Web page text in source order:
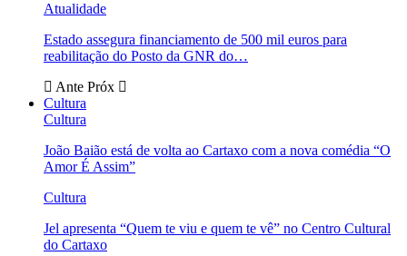
Atualidade
Estado assegura financiamento de 500 mil euros para
reabilitação do Posto da GNR do…
Ante Próx
Cultura
Cultura
João Baião está de volta ao Cartaxo com a nova comédia “O
Amor É Assim”
Cultura
Jel apresenta “Quem te viu e quem te vê” no Centro Cultural
do Cartaxo